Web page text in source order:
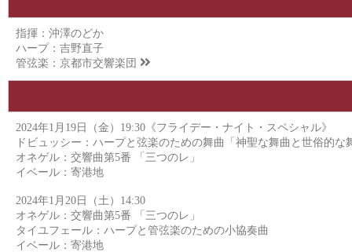
指揮：沖澤のどか
ハープ：吉野直子
管弦楽： 京都市交響楽団
2024年1月19日（金）19:30《フライデー・ナイト・スペシャル》
ドビュッシー：ハープと弦楽のための舞曲「神聖な舞曲と世俗的な
オネゲル：交響曲第5番 「三つのレ」
イベール：寄港地
2024年1月20日（土）14:30
オネゲル：交響曲第5番 「三つのレ」
タイユフェール：ハープと管弦楽のための小協奏曲
イベール：寄港地